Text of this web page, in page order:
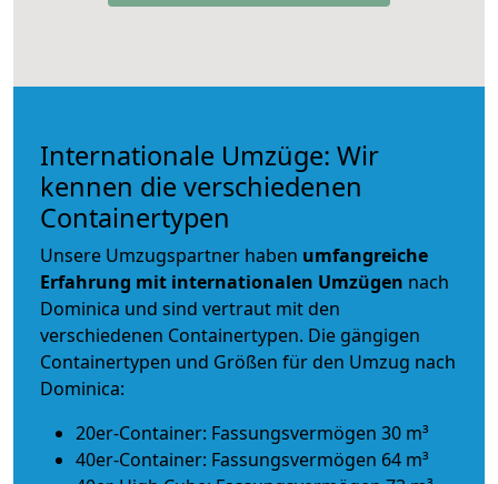
Internationale Umzüge: Wir
kennen die verschiedenen
Containertypen
Unsere Umzugspartner haben umfangreiche
Erfahrung mit internationalen Umzügen nach
Dominica und sind vertraut mit den
verschiedenen Containertypen. Die gängigen
Containertypen und Größen für den Umzug nach
Dominica:
20er-Container: Fassungsvermögen 30 m³
40er-Container: Fassungsvermögen 64 m³